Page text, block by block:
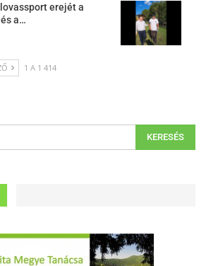
erejét a
a…
1 A 1 414